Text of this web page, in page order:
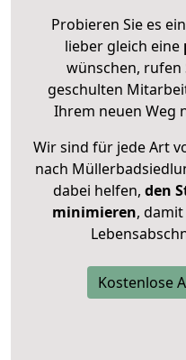
Probieren Sie es
lieber gleich eine
wünschen, rufen
geschulten
Ihrem neuen Weg
Wir sind für jede Art
nach
dabei helfen, den
minimieren,
Kostenlose